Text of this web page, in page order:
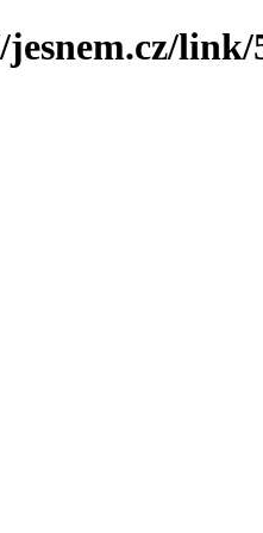
link/